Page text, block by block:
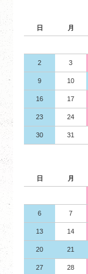
日 月
2 3
9 10
16 17
23 24
30 31
日 月
6 7
13 14
20 21
27 28